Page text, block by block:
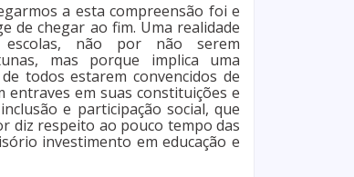
a esta compreensão foi e
de chegar ao fim. Uma realidade
não por não serem
mas porque implica uma
todos estarem convencidos de
entraves em suas constituições e
e participação social, que
diz respeito ao pouco tempo das
investimento em educação e